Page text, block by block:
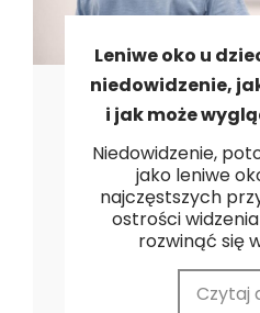
Leniwe oko u
niedowidzenie,
i jak może
Niedowidzenie,
jako leniwe
najczęstszych
ostrości
rozwinąć się
Czytaj